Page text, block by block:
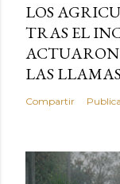
LOS
TRAS EL
ACTUARON
LAS
Compartir